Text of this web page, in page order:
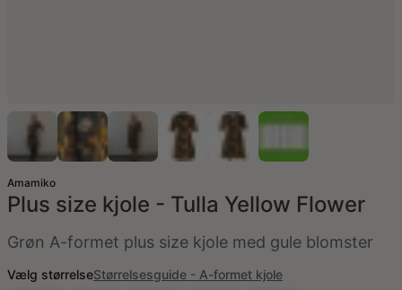
Amamiko
Plus size kjole - Tulla Yellow Flower
Grøn A-formet plus size kjole med gule blomster
Vælg størrelseStørrelsesguide - A-formet kjole